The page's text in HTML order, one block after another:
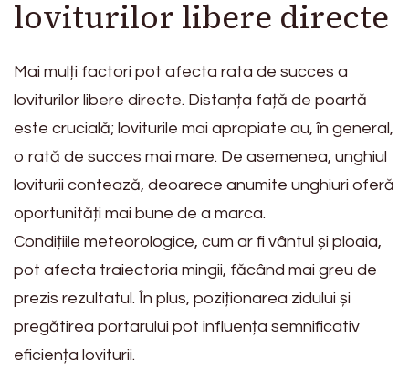
loviturilor libere directe
Mai mulți factori pot afecta rata de succes a
loviturilor libere directe. Distanța față de poartă
este crucială; loviturile mai apropiate au, în general,
o rată de succes mai mare. De asemenea, unghiul
loviturii contează, deoarece anumite unghiuri oferă
oportunități mai bune de a marca.
Condițiile meteorologice, cum ar fi vântul și ploaia,
pot afecta traiectoria mingii, făcând mai greu de
prezis rezultatul. În plus, poziționarea zidului și
pregătirea portarului pot influența semnificativ
eficiența loviturii.